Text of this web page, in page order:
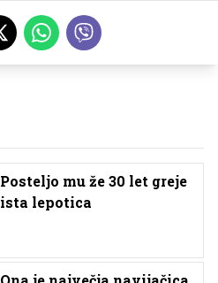
Posteljo mu že 30 let greje
ista lepotica